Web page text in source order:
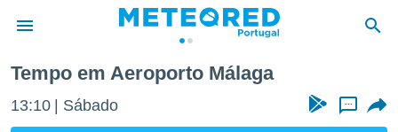
da
Tempo em Aeroporto Málaga
13:10 Sábado ...